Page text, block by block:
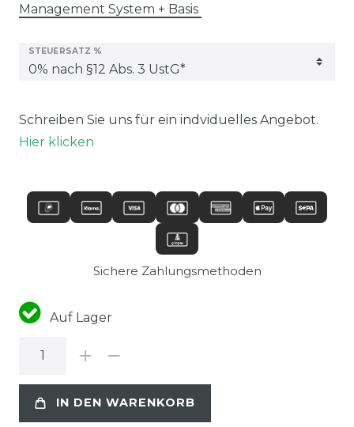
Management System + Basis
STEUERSATZ %
Schreiben Sie uns für ein indviduelles Angebot.
Hier klicken
Sichere Zahlungsmethoden
Auf Lager
IN DEN WARENKORB